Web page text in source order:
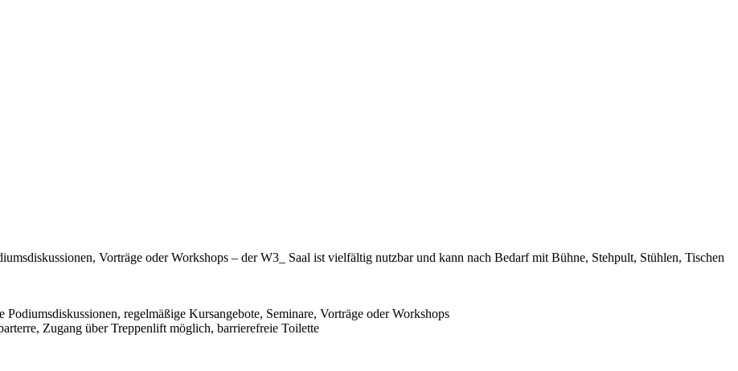
Vorträge oder Workshops – der W3_ Saal ist vielfältig nutzbar und kann nach Bedarf mit Bühne, Stehpult, Stühlen, Tischen
regelmäßige Kursangebote, Seminare, Vorträge oder Workshops
Zugang über Treppenlift möglich, barrierefreie Toilette